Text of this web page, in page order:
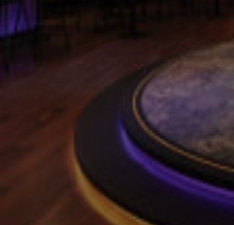
13 mei 2022, 18:17
Paul Römer over Vandaag Inside: niets besloten, Derksen spreekt voor zichzelf
12 mei 2022, 10:58
Vandaag Inside keert maandag definitief terug op SBS6